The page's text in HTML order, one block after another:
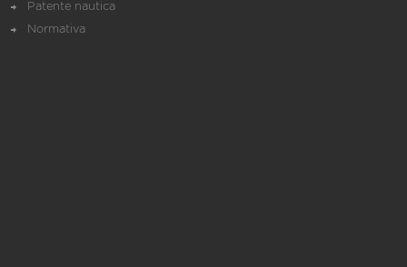
Patente nautica
Normativa